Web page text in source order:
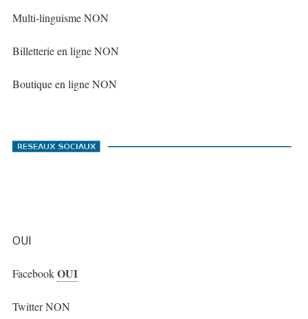
Multi-linguisme NON
Billetterie en ligne NON
Boutique en ligne NON
OUI
FacebookOUI
Twitter NON